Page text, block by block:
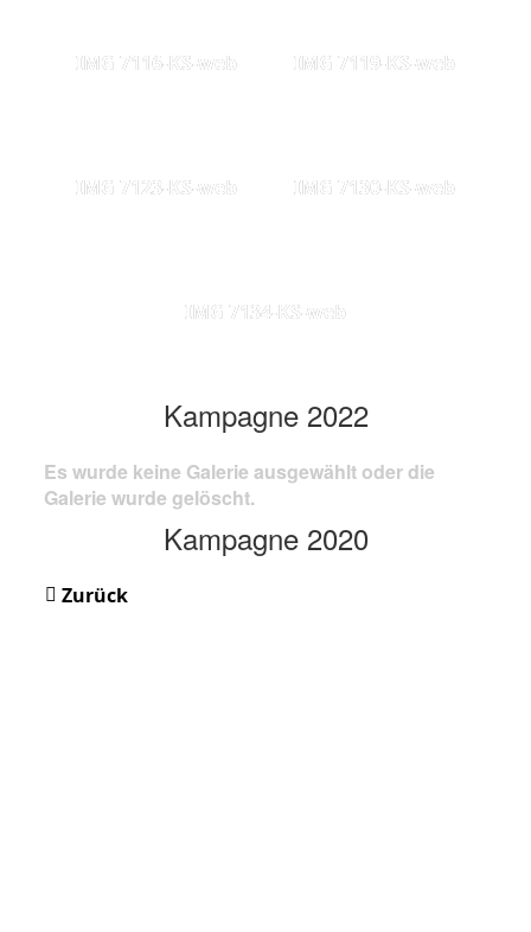
IMG 7116-KS-web IMG 7119-KS-web
IMG 7123-KS-web IMG 7130-KS-web
IMG 7134-KS-web
Kampagne 2022
Es wurde keine Galerie ausgewählt oder die
Galerie wurde gelöscht.
Kampagne 2020
Zurück